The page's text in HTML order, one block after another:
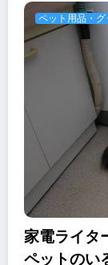
ペット用品・
家電ライタ
ペットのい